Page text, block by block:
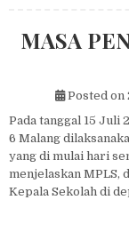
MASA
Posted on
Pada tanggal 15 Juli
6 Malang
yang di mulai hari
menjelaskan MPLS,
Kepala Sekolah di